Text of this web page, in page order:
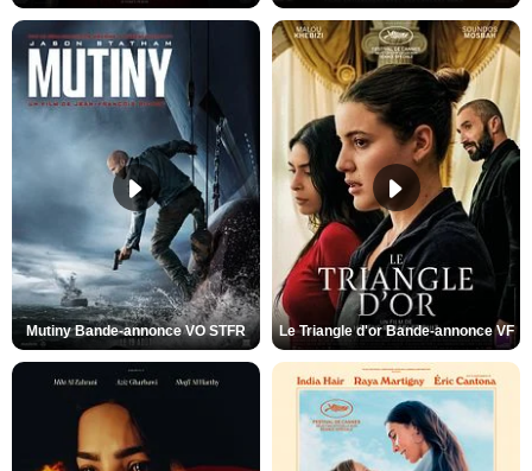
Mutiny Bande-annonce VO STFR Le Triangle d'or Bande-annonce VF